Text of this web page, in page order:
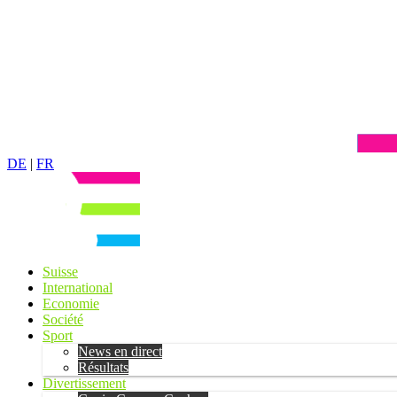
DE | FR
Suisse
International
Economie
Société
Sport
News en direct
Résultats
Divertissement